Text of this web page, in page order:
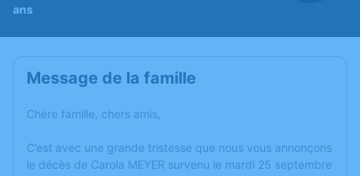
ans
Message de la famille
Chère famille, chers amis,
C’est avec une grande tristesse que nous vous annonçons
le décès de Carola MEYER survenu le mardi 25 septembre